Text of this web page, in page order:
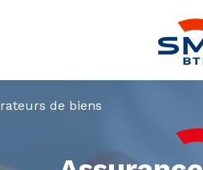
de biens